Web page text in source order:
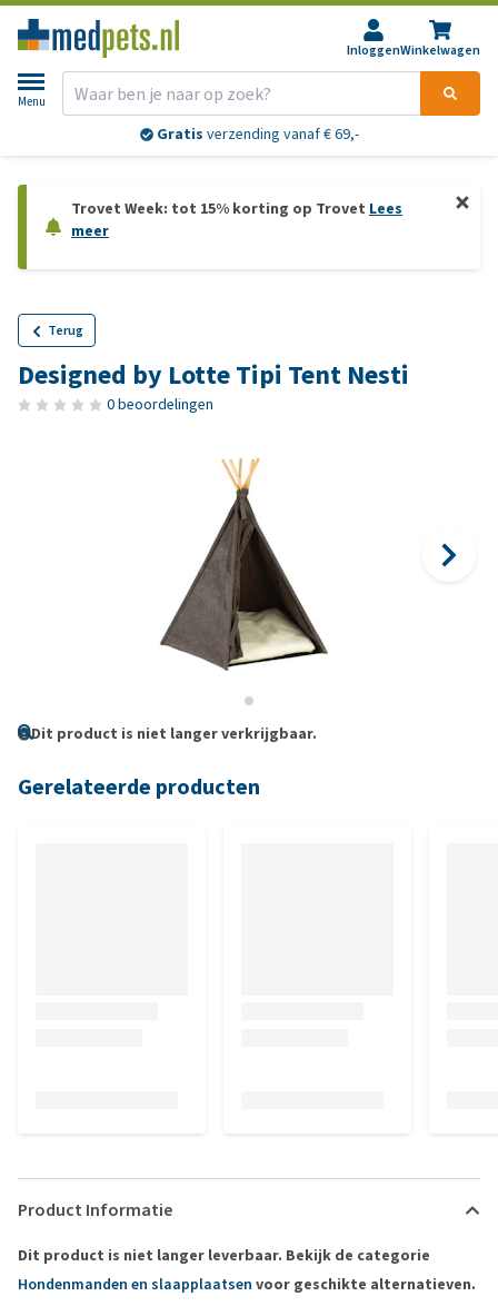
InloggenWinkelwagen
Menu
Gratis verzending vanaf € 69,-
Trovet Week: tot 15% korting op Trovet Lees
meer
Terug
Designed by Lotte Tipi Tent Nesti
0 beoordelingen
Dit product is niet langer verkrijgbaar.
Gerelateerde producten
Product Informatie
Dit product is niet langer leverbaar. Bekijk de categorie
Hondenmanden en slaapplaatsen voor geschikte alternatieven.